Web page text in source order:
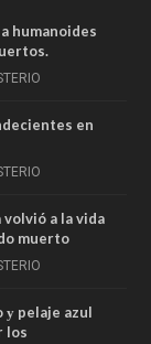
humanoides
en
volvió a la vida
muerto
у pelaje azul
los